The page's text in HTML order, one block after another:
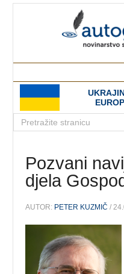
Pozvani
djela
AUTOR: PETER KUZMIČ /